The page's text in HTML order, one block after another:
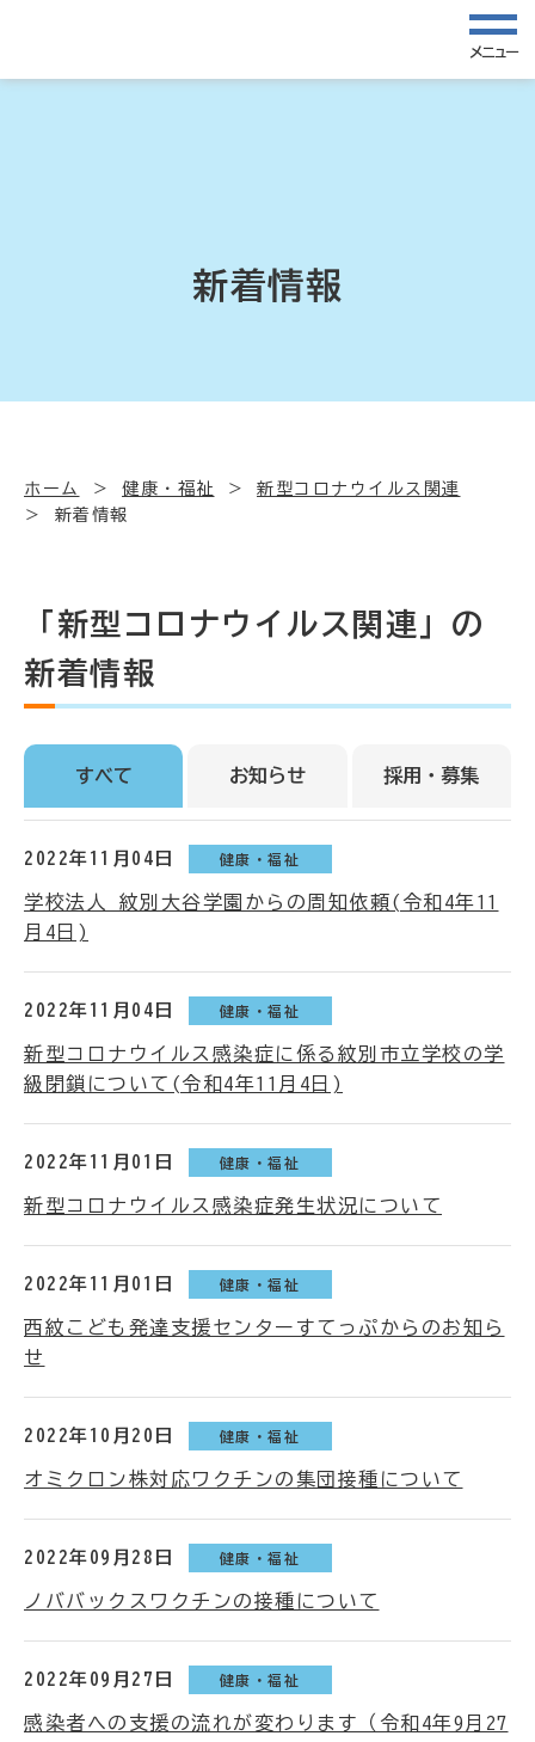
メニュー
新着情報
ホーム 健康・福祉
新型コロナウイルス関連
新着情報
「新型コロナウイルス関連」の
新着情報
すべて お知らせ 採用・募集
2022年11月04日 健康・福祉
学校法人 紋別大谷学園からの周知依頼(令和4年11
月4日)
2022年11月04日 健康・福祉
新型コロナウイルス感染症に係る紋別市立学校の学
級閉鎖について(令和4年11月4日)
2022年11月01日 健康・福祉
新型コロナウイルス感染症発生状況について
2022年11月01日 健康・福祉
西紋こども発達支援センターすてっぷからのお知ら
せ
2022年10月20日 健康・福祉
オミクロン株対応ワクチンの集団接種について
2022年09月28日 健康・福祉
ノババックスワクチンの接種について
2022年09月27日 健康・福祉
感染者への支援の流れが変わります（令和4年9月27